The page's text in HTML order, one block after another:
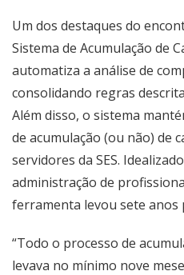
Um dos destaques do
Sistema de Acumulação de
automatiza a análise de
consolidando regras
Além disso, o sistema
de acumulação (ou não) de
servidores da SES.
administração de
ferramenta levou sete anos
“Todo o processo de
levava no mínimo nove